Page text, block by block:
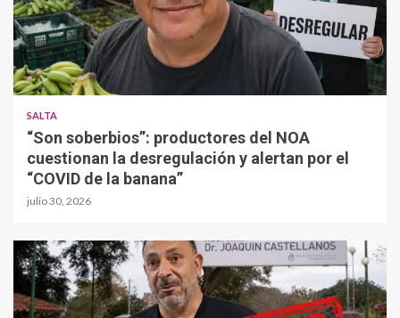
SALTA
“Son soberbios”: productores del NOA
cuestionan la desregulación y alertan por el
“COVID de la banana”
julio 30, 2026